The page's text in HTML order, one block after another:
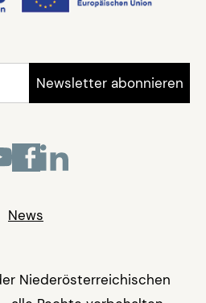
News
Niederösterreichischen